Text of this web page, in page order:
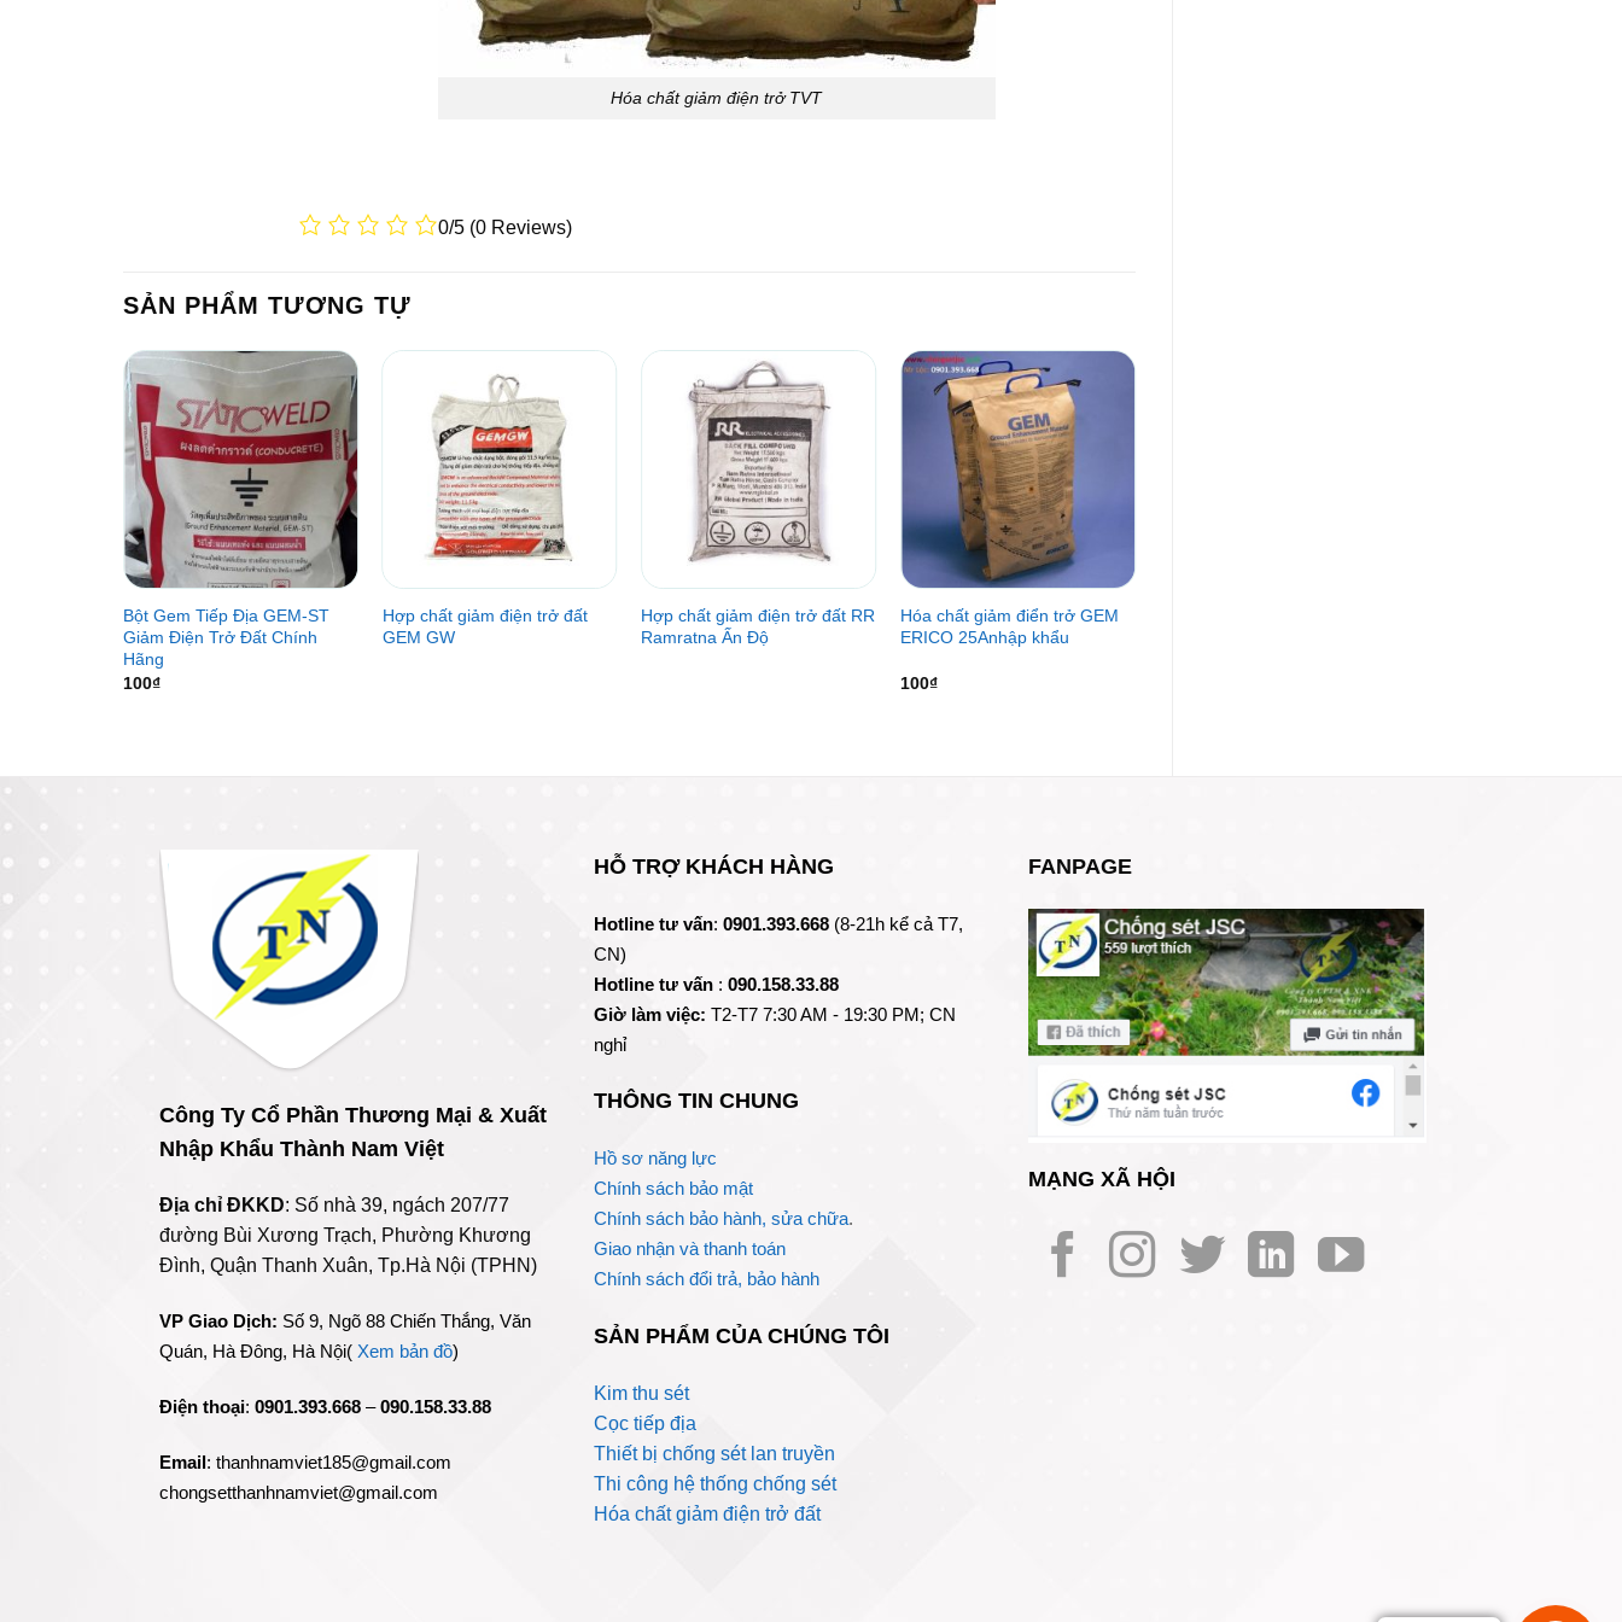
Hóa chất giảm điện trở TVT
0/5 (0 Reviews)
SẢN PHẨM TƯƠNG TỰ
Bột Gem Tiếp Địa GEM-ST
Giảm Điện Trở Đất Chính
Hãng
100₫
Hợp chất giảm điện trở đất
GEM GW
Hợp chất giảm điện trở đất RR
Ramratna Ấn Độ
Hóa chất giảm điển trở GEM
ERICO 25Anhập khẩu
100₫
Công Ty Cổ Phần Thương Mại & Xuất
Nhập Khẩu Thành Nam Việt
Địa chỉ ĐKKD: Số nhà 39, ngách 207/77
đường Bùi Xương Trạch, Phường Khương
Đình, Quận Thanh Xuân, Tp.Hà Nội (TPHN)
VP Giao Dịch: Số 9, Ngõ 88 Chiến Thắng, Văn
Quán, Hà Đông, Hà Nội( Xem bản đồ)
Điện thoại: 0901.393.668 –090.158.33.88
Email: thanhnamviet185@gmail.com
chongsetthanhnamviet@gmail.com
HỖ TRỢ KHÁCH HÀNG
Hotline tư vấn: 0901.393.668 (8-21h kể cả T7,
CN)
Hotline tư vấn : 090.158.33.88
Giờ làm việc: T2-T7 7:30 AM - 19:30 PM; CN
nghỉ
THÔNG TIN CHUNG
Hồ sơ năng lực
Chính sách bảo mật
Chính sách bảo hành, sửa chữa.
Giao nhận và thanh toán
Chính sách đổi trả, bảo hành
SẢN PHẨM CỦA CHÚNG TÔI
Kim thu sét
Cọc tiếp địa
Thiết bị chống sét lan truyền
Thi công hệ thống chống sét
Hóa chất giảm điện trở đất
FANPAGE
MẠNG XÃ HỘI